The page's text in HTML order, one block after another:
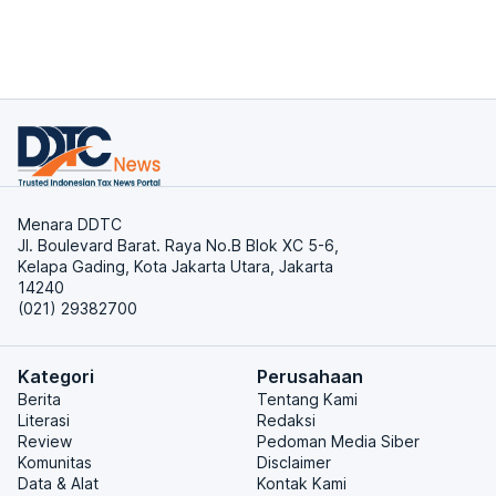
Menara DDTC
Jl. Boulevard Barat. Raya No.B Blok XC 5-6,
Kelapa Gading, Kota Jakarta Utara, Jakarta
14240
(021) 29382700
Kategori
Berita
Literasi
Review
Komunitas
Data & Alat
Perusahaan
Tentang Kami
Redaksi
Pedoman Media Siber
Disclaimer
Kontak Kami